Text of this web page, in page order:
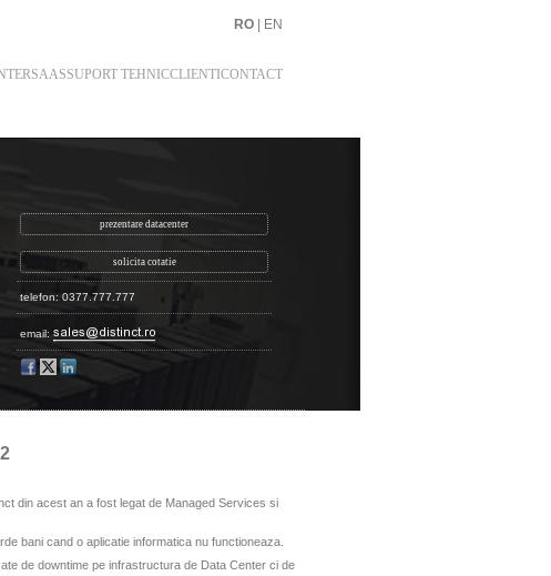
RO EN
SAASSUPORT TEHNICCLIENTI CONTACT
prezentare datacenter
solicita cotatie
telefon: 0377.777.777
email:
din acest an a fost legat de Managed Services si
bani cand o aplicatie informatica nu functioneaza.
de downtime pe infrastructura de Data Center ci de